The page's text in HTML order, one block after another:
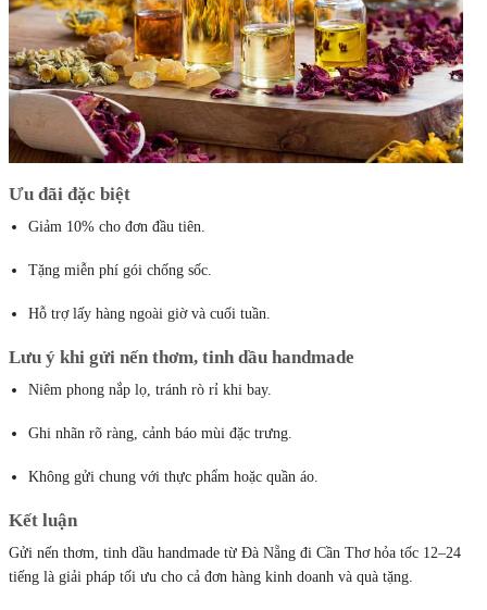
Ưu đãi đặc biệt
Giảm 10% cho đơn đầu tiên.
Tặng miễn phí gói chống sốc.
Hỗ trợ lấy hàng ngoài giờ và cuối tuần.
Lưu ý khi gửi nến thơm, tinh dầu handmade
Niêm phong nắp lọ, tránh rò rỉ khi bay.
Ghi nhãn rõ ràng, cảnh báo mùi đặc trưng.
Không gửi chung với thực phẩm hoặc quần áo.
Kết luận
Gửi nến thơm, tinh dầu handmade từ Đà Nẵng đi Cần Thơ hỏa tốc 12–24
tiếng là giải pháp tối ưu cho cả đơn hàng kinh doanh và quà tặng.